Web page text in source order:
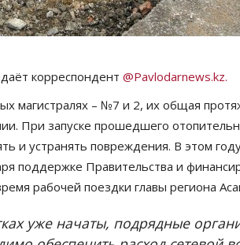
корреспондент @Pavlodarnews.kz.
магистралях – №7 и 2, их общая
При запуске прошедшего
и устранять повреждения. В этом
поддержке Правительства и
рабочей поездки главы региона
уже начаты, подрядные